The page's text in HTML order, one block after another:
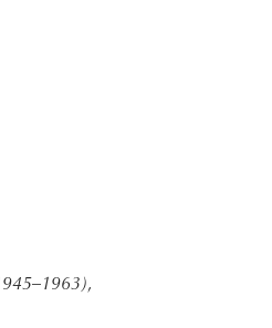
,